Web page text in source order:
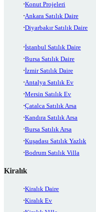
Konut Projeleri
Ankara Satılık Daire
Diyarbakır Satılık Daire
İstanbul Satılık Daire
Bursa Satılık Daire
İzmir Satılık Daire
Antalya Satılık Ev
Mersin Satılık Ev
Çatalca Satılık Arsa
Kandıra Satılık Arsa
Bursa Satılık Arsa
Kuşadası Satılık Yazlık
Bodrum Satılık Villa
Kiralık
Kiralık Daire
Kiralık Ev